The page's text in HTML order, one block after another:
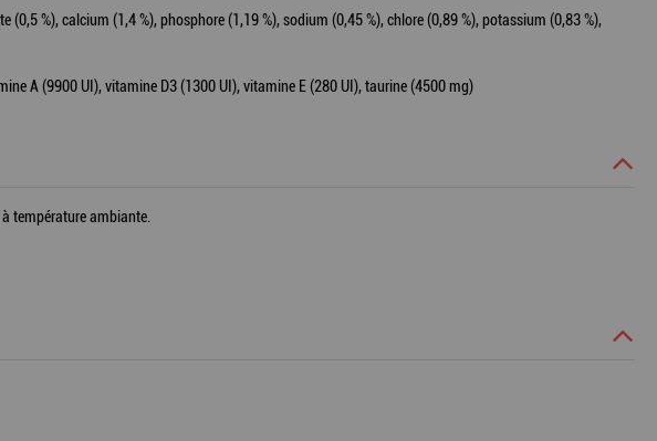
%), calcium (1,4 %), phosphore (1,19 %), sodium (0,45 %), chlore (0,89 %), potassium (0,83 %),
A (9900 UI), vitamine D3 (1300 UI), vitamine E (280 UI), taurine (4500 mg)
température ambiante.